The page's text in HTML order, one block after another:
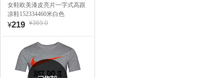
女鞋欧美漆皮亮片一字式高跟
凉鞋152334460米白色
¥219 ¥369.0